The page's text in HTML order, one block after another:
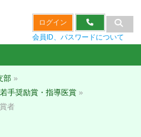
ログイン
会員ID、パスワードについて
部 »
手奨励賞・指導医賞 »
者